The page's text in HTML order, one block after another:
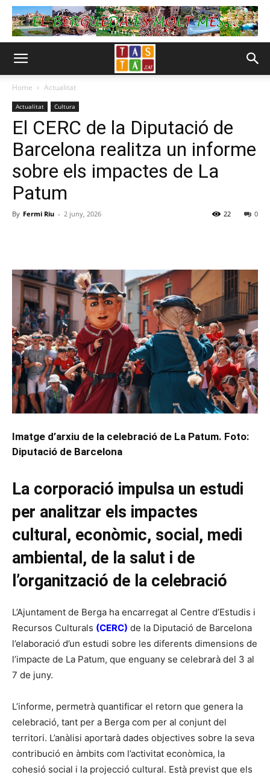
Home Actualitat
Actualitat Cultura
El CERC de la Diputació de
Barcelona realitza un informe
sobre els impactes de La
Patum
By Fermi Riu - 2 juny, 2026 0
22
Imatge d’arxiu de la celebració de La Patum. Foto:
Diputació de Barcelona
La corporació impulsa un estudi
per analitzar els impactes
cultural, econòmic, social, medi
ambiental, de la salut i de
l’organització de la celebració
L’Ajuntament de Berga ha encarregat al Centre d’Estudis i
Recursos Culturals (CERC) de la Diputació de Barcelona
l’elaboració d’un estudi sobre les diferents dimensions de
l’impacte de La Patum, que enguany se celebrarà del 3 al
7 de juny.
L’informe, permetrà quantificar el retorn que genera la
celebració, tant per a Berga com per al conjunt del
territori. L’anàlisi aportarà dades objectives sobre la seva
contribució en àmbits com l’activitat econòmica, la
cohesió social i la projecció cultural. Està previst que els